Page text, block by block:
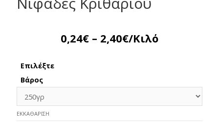
0,24€ – 2,40€/Κιλό
Επιλέξτε
Βάρος
ΕΚΚΑΘΆΡΙΣΗ